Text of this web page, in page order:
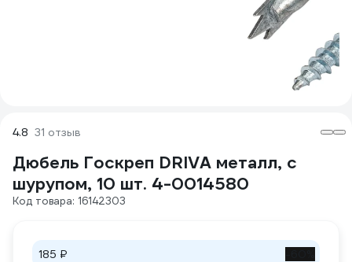
4.8 31 отзыв
Дюбель Госкреп DRIVA металл, с
шурупом, 10 шт. 4-0014580
Код товара: 16142303
185 ₽